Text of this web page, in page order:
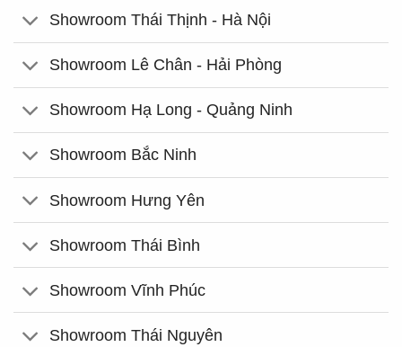
Showroom Thái Thịnh - Hà Nội
Showroom Lê Chân - Hải Phòng
Showroom Hạ Long - Quảng Ninh
Showroom Bắc Ninh
Showroom Hưng Yên
Showroom Thái Bình
Showroom Vĩnh Phúc
Showroom Thái Nguyên